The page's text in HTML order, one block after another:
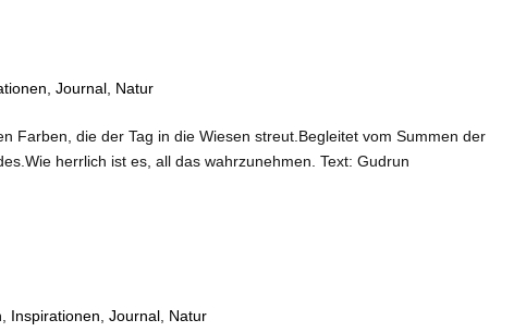
Journal Natur
Farben, die der Tag in die Wiesen streut.Begleitet vom Summen der
herrlich ist es, all das wahrzunehmen. Text: Gudrun
Inspirationen Journal Natur